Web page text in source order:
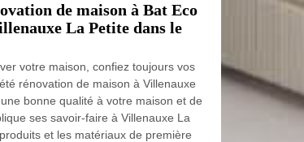
de maison à Bat Eco
La Petite dans le
votre maison, confiez toujours vos
rénovation de maison à Villenauxe
bonne qualité à votre maison et de
ses savoir-faire à Villenauxe La
et les matériaux de première